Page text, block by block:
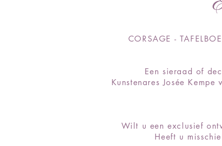
CORSAGE -
Een sieraad of
Kunstenares Josée
Wilt u een exclusief
Heeft u